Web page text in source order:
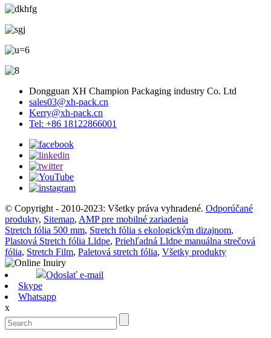
Dongguan XH Champion Packaging industry Co. Ltd
sales03@xh-pack.cn
Kerry@xh-pack.cn
Tel: +86 18122866001
© Copyright - 2010-2023: Všetky práva vyhradené. Odporúčané
produkty, Sitemap, AMP pre mobilné zariadenia
Stretch fólia 500 mm, Stretch fólia s ekologickým dizajnom,
Plastová Stretch fólia Lldpe, Priehľadná Lldpe manuálna strečová
fólia, Stretch Film, Paletová stretch fólia, Všetky produkty
Odoslať e-mail
Skype
Whatsapp
x